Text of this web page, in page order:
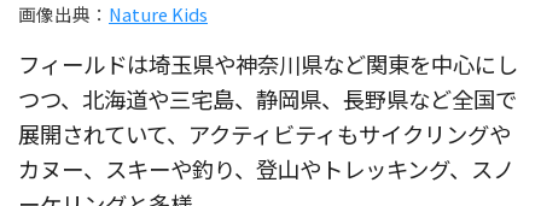
画像出典： Nature Kids
フィールドは埼玉県や神奈川県など関東を中心にし
つつ、北海道や三宅島、静岡県、長野県など全国で
展開されていて、アクティビティもサイクリングや
カヌー、スキーや釣り、登山やトレッキング、スノ